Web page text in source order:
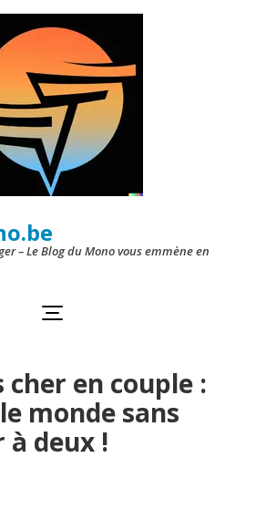
– Le Blog du Mono vous emmène en
cher en couple :
monde sans
deux !